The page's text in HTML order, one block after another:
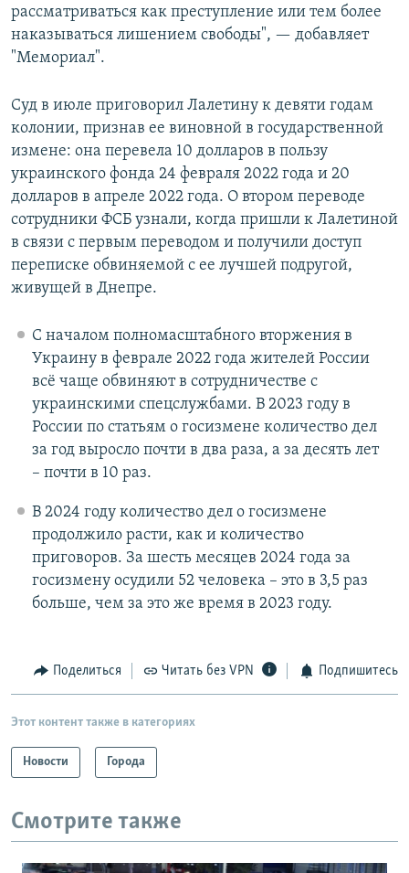
рассматриваться как преступление или тем более
наказываться лишением свободы", — добавляет
"Мемориал".
Суд в июле приговорил Лалетину к девяти годам
колонии, признав ее виновной в государственной
измене: она перевела 10 долларов в пользу
украинского фонда 24 февраля 2022 года и 20
долларов в апреле 2022 года. О втором переводе
сотрудники ФСБ узнали, когда пришли к Лалетиной
в связи с первым переводом и получили доступ
переписке обвиняемой с ее лучшей подругой,
живущей в Днепре.
С началом полномасштабного вторжения в
Украину в феврале 2022 года жителей России
всё чаще обвиняют в сотрудничестве с
украинскими спецслужбами. В 2023 году в
России по статьям о госизмене количество дел
за год выросло почти в два раза, а за десять лет
– почти в 10 раз.
В 2024 году количество дел о госизмене
продолжило расти, как и количество
приговоров. За шесть месяцев 2024 года за
госизмену осудили 52 человека – это в 3,5 раз
больше, чем за это же время в 2023 году.
Поделиться Читать без VPN Подпишитесь
Этот контент также в категориях
Новости Города
Смотрите также